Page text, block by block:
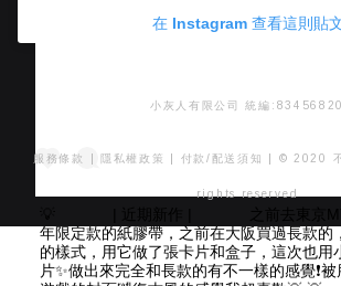
在 Instagram 查看這則貼
年限定款的紙膠帶，之前在大阪買過長款的
的樣式，用它做了張卡片和盒子，這次也用
片✨做出來完全和長款的有不一樣的感覺❗️
小灰人有限公司 統編:83456820
服務條款 隱私權政策 付款/配送須知 | © 2020 不
rights reserved